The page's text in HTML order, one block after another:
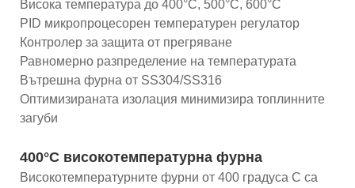
Висока температура до 400°C, 500°C, 600°C
PID микропроцесорен температурен регулатор
Контролер за защита от прегряване
Равномерно разпределение на температурата
Вътрешна фурна от SS304/SS316
Оптимизираната изолация минимизира топлинните
загуби
400°C високотемпературна фурна
Високотемпературните фурни от 400 градуса C са